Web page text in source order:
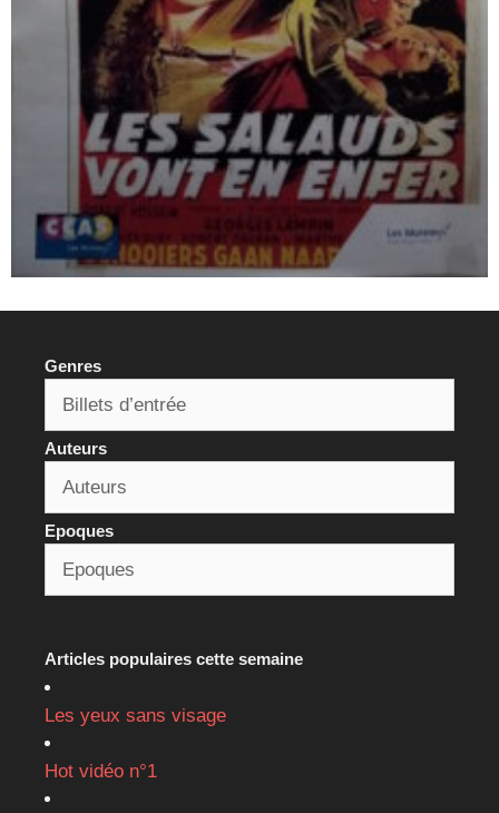
Genres
Auteurs
Epoques
Articles populaires cette semaine
Les yeux sans visage
Hot vidéo n°1